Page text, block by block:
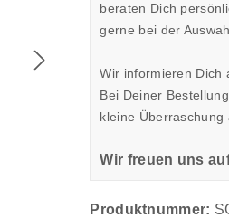
beraten Dich
gerne bei der
Wir informieren Dich
Bei Deiner
kleine Überraschung
Wir freuen uns
Produktnummer: